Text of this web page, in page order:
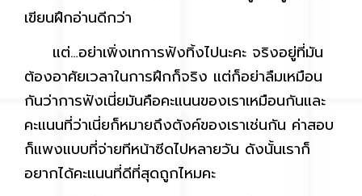
เขียนฝึกอ่านดีกว่า
แต่…อย่าเพิ่งเทการฟังทิ้งไปนะคะ จริงอยู่ที่มัน
ต้องอาศัยเวลาในการฝึกก็จริง แต่ก็อย่าลืมเหมือน
กันว่าการฟังเนี่ยมันคือคะแนนของเราเหมือนกันและ
คะแนนที่ว่าเนี่ยก็หมายถึงตังค์ของเราเช่นกัน ค่าสอบ
ก็แพงแบบที่จ่ายทีหน้าซีดไปหลายวัน ดังนั้นเราก็
อยากได้คะแนนที่ดีที่สุดถูกไหมคะ